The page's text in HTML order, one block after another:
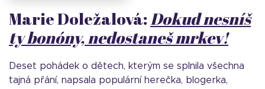
Marie Doležalová:Dokud nesníš
ty bonóny, nedostaneš mrkev!
Deset pohádek o dětech, kterým se splnila všechna
tajná přání, napsala populární herečka, blogerka,